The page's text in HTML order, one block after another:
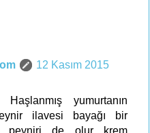
12 Kasım 2015
yumurtanın
ilavesi bayağı bir
peyniri de olur krem